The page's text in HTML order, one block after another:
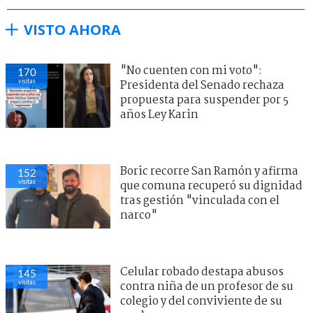
VISTO AHORA
170
visitas
"No cuenten con mi voto":
Presidenta del Senado rechaza
propuesta para suspender por 5
años Ley Karin
152
visitas
Boric recorre San Ramón y afirma
que comuna recuperó su dignidad
tras gestión "vinculada con el
narco"
145
visitas
Celular robado destapa abusos
contra niña de un profesor de su
colegio y del conviviente de su